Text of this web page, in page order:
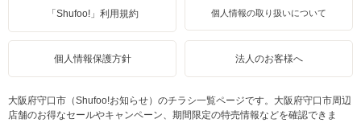
「Shufoo!」利用規約 個人情報の取り扱いについて
個人情報保護方針 法人のお客様へ
大阪府守口市（Shufoo!お知らせ）のチラシ一覧ページです。大阪府守口市周辺
店舗のお得なセールやキャンペーン、期間限定の特売情報などを確認できま